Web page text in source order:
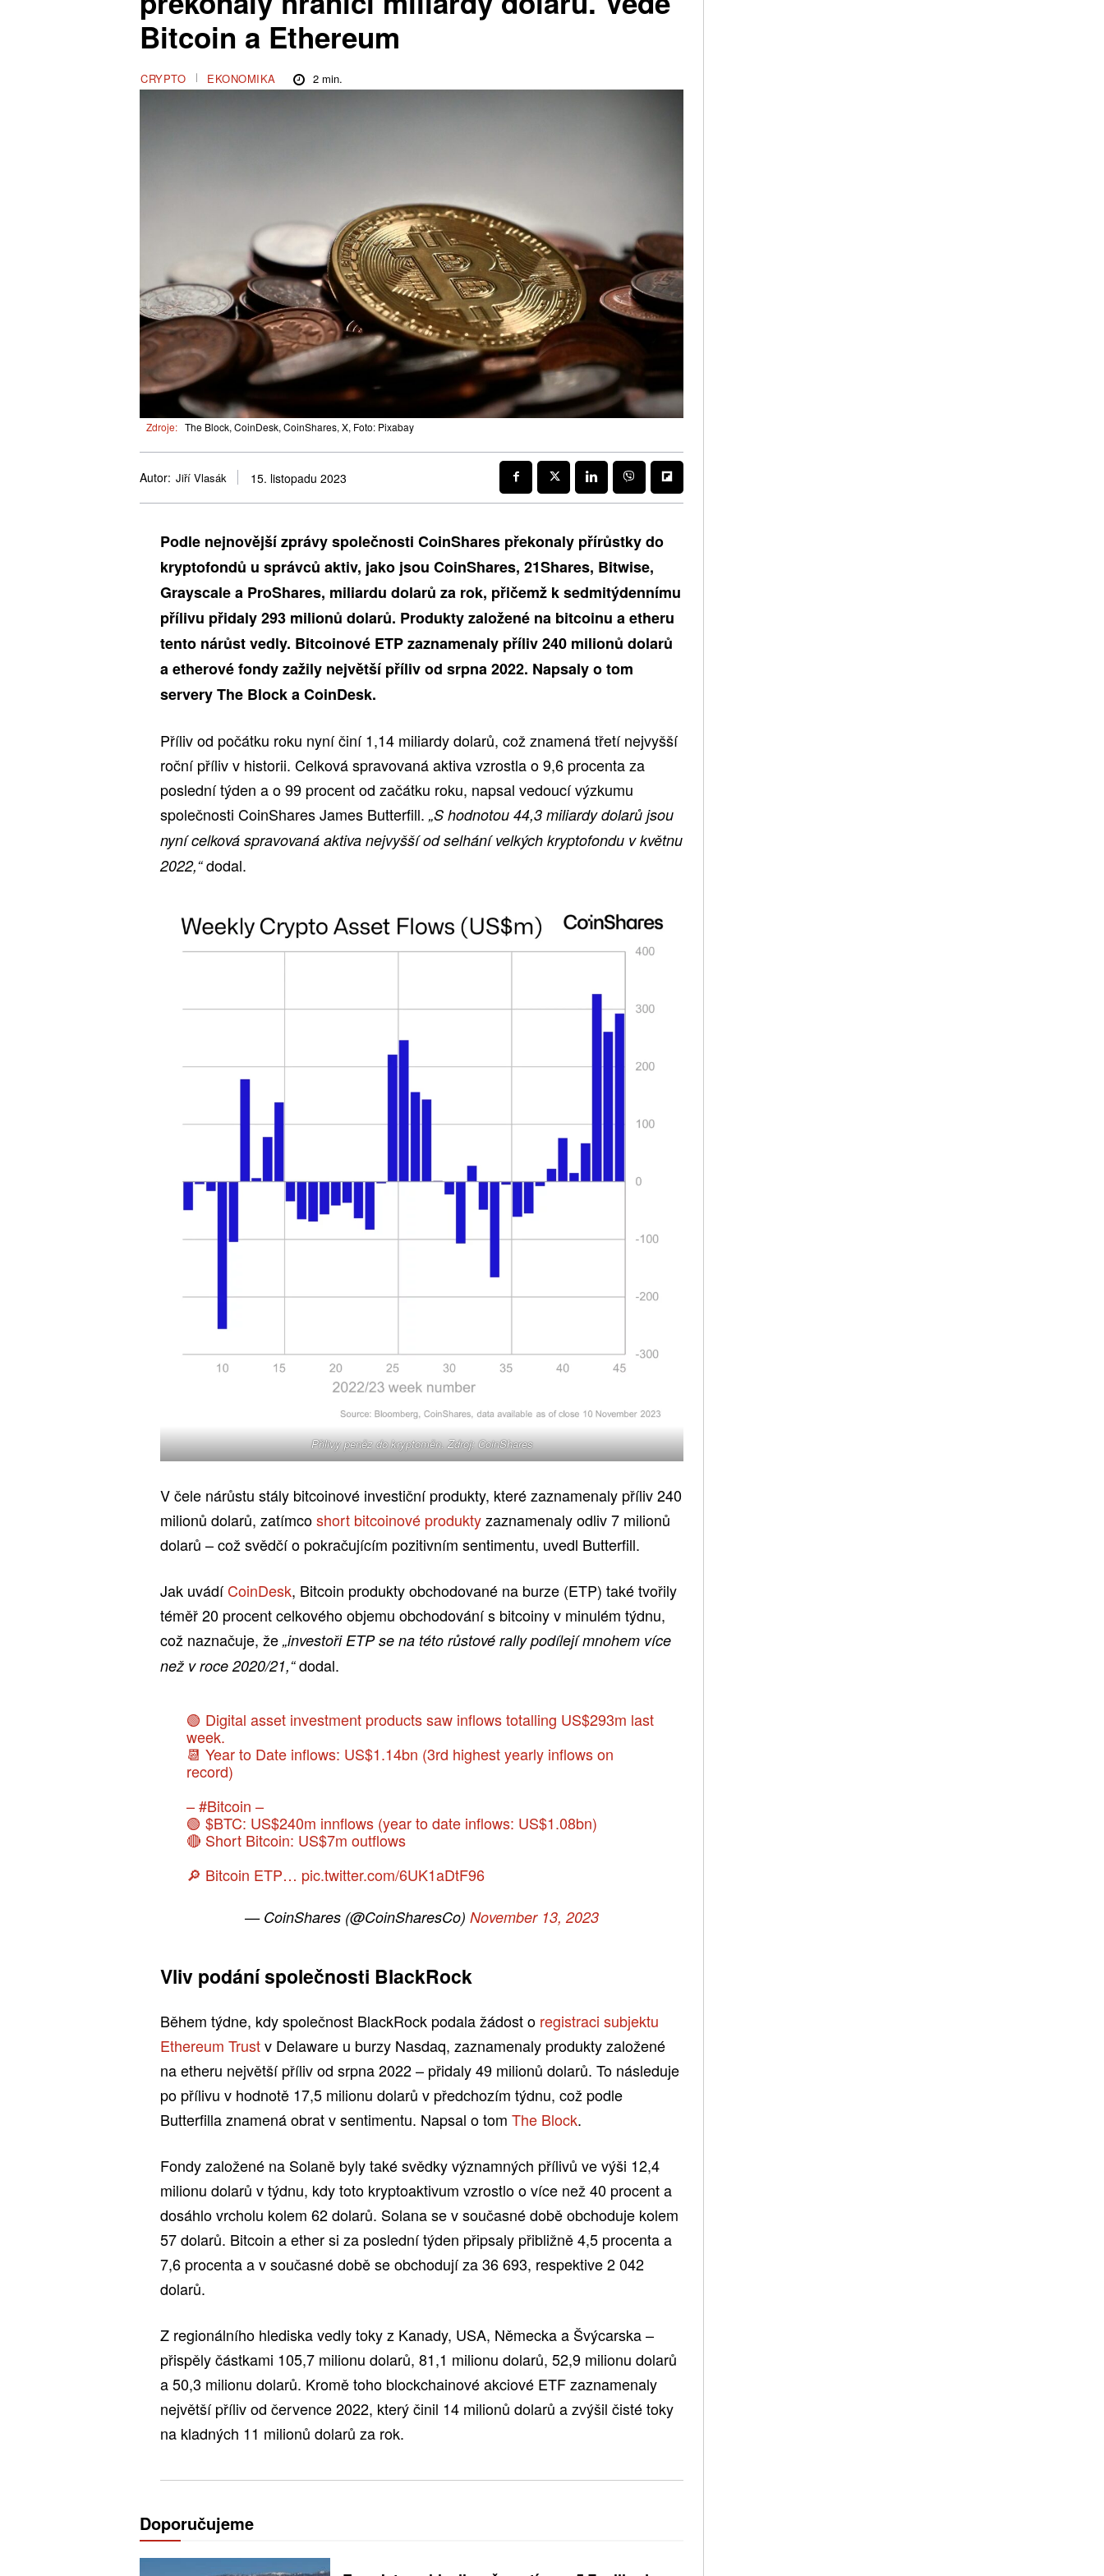
Bitcoin a Ethereum
CRYPTO EKONOMIKA 2min.
Zdroje: The Block, CoinDesk, CoinShares, X, Foto: Pixabay
Autor: Jiří Vlasák 15. listopadu 2023
Podle nejnovější zprávy společnosti CoinShares překonaly přírůstky do
kryptofondů u správců aktiv, jako jsou CoinShares, 21Shares, Bitwise,
Grayscale a ProShares, miliardu dolarů za rok, přičemž k sedmitýdennímu
přílivu přidaly 293 milionů dolarů. Produkty založené na bitcoinu a etheru
tento nárůst vedly. Bitcoinové ETP zaznamenaly příliv 240 milionů dolarů
a etherové fondy zažily největší příliv od srpna 2022. Napsaly o tom
servery The Block a CoinDesk.
Příliv od počátku roku nyní činí 1,14 miliardy dolarů, což znamená třetí nejvyšší
roční příliv v historii. Celková spravovaná aktiva vzrostla o 9,6 procenta za
poslední týden a o 99 procent od začátku roku, napsal vedoucí výzkumu
společnosti CoinShares James Butterfill. „S hodnotou 44,3 miliardy dolarů jsou
nyní celková spravovaná aktiva nejvyšší od selhání velkých kryptofondu v květnu
2022,“dodal.
Přilivy peněz do kryptoměn. Zdroj: CoinShares
V čele nárůstu stály bitcoinové investiční produkty, které zaznamenaly příliv 240
milionů dolarů, zatímcoshort bitcoinové produktyzaznamenaly odliv 7 milionů
dolarů – což svědčí o pokračujícím pozitivním sentimentu, uvedl Butterfill.
Jak uvádíCoinDesk, Bitcoin produkty obchodované na burze (ETP) také tvořily
téměř 20 procent celkového objemu obchodování s bitcoiny v minulém týdnu,
což naznačuje, že „investoři ETP se na této růstové rally podílejí mnohem více
než v roce 2020/21,“dodal.
🟢 Digital asset investment products saw inflows totalling US$293m last
week.
📆 Year to Date inflows: US$1.14bn (3rd highest yearly inflows on
record)
–#Bitcoin –
🟢 $BTC: US$240m innflows (year to date inflows: US$1.08bn)
🔴 Short Bitcoin: US$7m outflows
🔎 Bitcoin ETP… pic.twitter.com/6UK1aDtF96
— CoinShares (@CoinSharesCo)November 13, 2023
Vliv podání společnosti BlackRock
Během týdne, kdy společnost BlackRock podala žádost o registraci subjektu
Ethereum Trustv Delaware u burzy Nasdaq, zaznamenaly produkty založené
na etheru největší příliv od srpna 2022 – přidaly 49 milionů dolarů. To následuje
po přílivu v hodnotě 17,5 milionu dolarů v předchozím týdnu, což podle
Butterfilla znamená obrat v sentimentu. Napsal o tom The Block.
Fondy založené na Solaně byly také svědky významných přílivů ve výši 12,4
milionu dolarů v týdnu, kdy toto kryptoaktivum vzrostlo o více než 40 procent a
dosáhlo vrcholu kolem 62 dolarů. Solana se v současné době obchoduje kolem
57 dolarů. Bitcoin a ether si za poslední týden připsaly přibližně 4,5 procenta a
7,6 procenta a v současné době se obchodují za 36 693, respektive 2 042
dolarů.
Z regionálního hlediska vedly toky z Kanady, USA, Německa a Švýcarska –
přispěly částkami 105,7 milionu dolarů, 81,1 milionu dolarů, 52,9 milionu dolarů
a 50,3 milionu dolarů. Kromě toho blockchainové akciové ETF zaznamenaly
největší příliv od července 2022, který činil 14 milionů dolarů a zvýšil čisté toky
na kladných 11 milionů dolarů za rok.
Doporučujeme